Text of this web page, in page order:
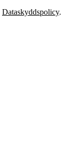
Dataskyddspolicy.